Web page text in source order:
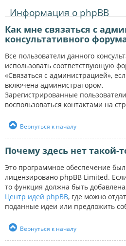
Информация о phpBB
Как мне связаться с
консультативного
Все пользователи данного
использовать соответствующую
«Связаться с администрацией»,
включена администратором.
Зарегистрированные
воспользоваться контактами на
Вернуться к началу
Почему здесь нет такой-
Это программное обеспечение
лицензировано phpBB Limited.
то функция должна быть
Центр идей phpBB, где можно
поданные идеи или предложить
Вернуться к началу